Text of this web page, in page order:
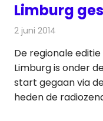
Limburg
2 juni 2014
De regionale
Limburg is onder
start gegaan via
heden de